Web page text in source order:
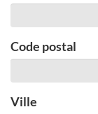
Code postal
Ville